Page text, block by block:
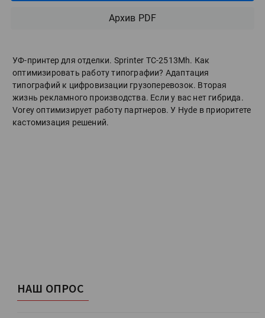
Архив PDF
УФ-принтер для отделки. Sprinter ТС-2513Mh. Как
оптимизировать работу типографии? Адаптация
типографий к цифровизации грузоперевозок. Вторая
жизнь рекламного производства. Если у вас нет гибрида.
Vorey оптимизирует работу партнеров. У Hyde в приоритете
кастомизация решений.
НАШ ОПРОС